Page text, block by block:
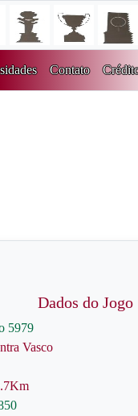
Contato
Dados do Jogo
5979
Vasco